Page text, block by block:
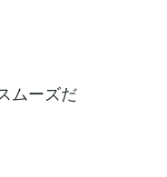
ーズだ